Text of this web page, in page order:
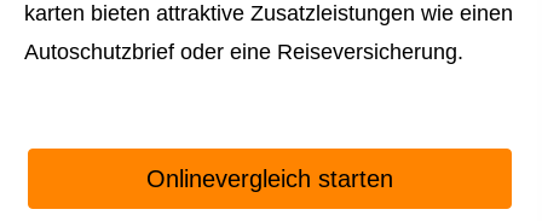
karten bieten attraktive Zusatzleistungen wie einen
Autoschutzbrief oder eine Reiseversicherung.
Onlinevergleich starten